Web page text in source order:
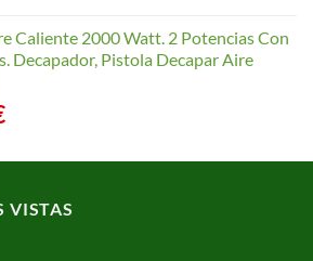
Caliente 2000 Watt. 2 Potencias Con
Decapador, Pistola Decapar Aire
VISTAS